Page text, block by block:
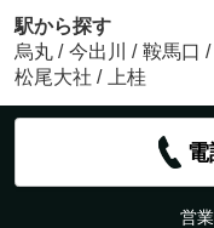
駅から探す
烏丸 / 今出川 / 鞍馬口 /
松尾大社 / 上桂
営